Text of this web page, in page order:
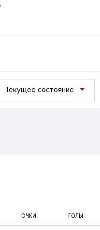
Текущее состояние
ОЧКИ ГОЛЫ